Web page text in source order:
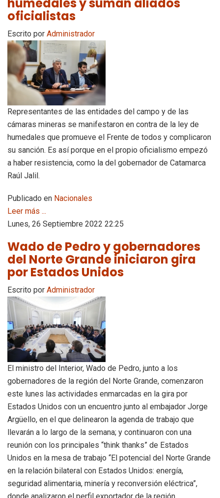
oficialistas
Escrito por Administrador
Representantes de las entidades del campo y de las
cámaras mineras se manifestaron en contra de la ley de
humedales que promueve el Frente de todos y complicaron
su sanción. Es así porque en el propio oficialismo empezó
a haber resistencia, como la del gobernador de Catamarca
Raúl Jalil.
Publicado en Nacionales
Leer más ...
Lunes, 26 Septiembre 2022 22:25
Wado de Pedro y gobernadores
del Norte Grande iniciaron gira
por Estados Unidos
Escrito por Administrador
El ministro del Interior, Wado de Pedro, junto a los
gobernadores de la región del Norte Grande, comenzaron
este lunes las actividades enmarcadas en la gira por
Estados Unidos con un encuentro junto al embajador Jorge
Argüello, en el que delinearon la agenda de trabajo que
llevarán a lo largo de la semana; y continuaron con una
reunión con los principales “think thanks” de Estados
Unidos en la mesa de trabajo “El potencial del Norte Grande
en la relación bilateral con Estados Unidos: energía,
seguridad alimentaria, minería y reconversión eléctrica”,
donde analizaron el perfil exportador de la región.